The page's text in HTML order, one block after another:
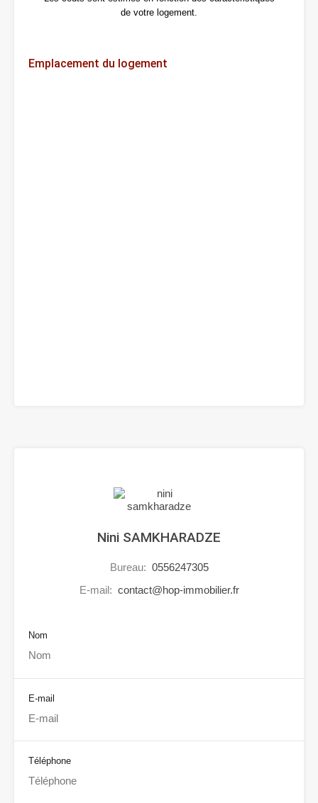
de votre logement.
Emplacement du logement
Nini SAMKHARADZE
Bureau: 0556247305
E-mail: contact@hop-immobilier.fr
Nom
E-mail
Téléphone